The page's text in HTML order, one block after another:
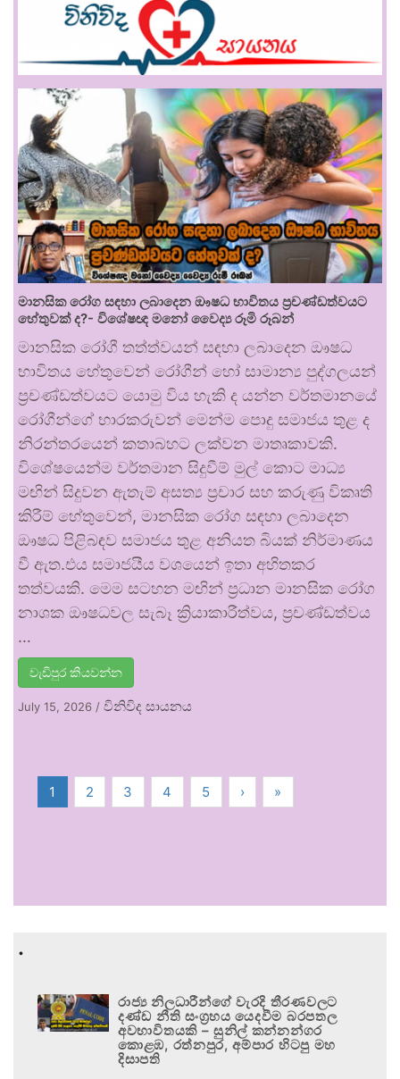
මානසික රෝග සඳහා ලබාදෙන ඖෂධ භාවිතය ප්‍රචණ්ඩත්වයට
හේතුවක් ද?- විශේෂඥ මනෝ වෛද්‍ය රූමි රූබන්
මානසික රෝගී තත්ත්වයන් සඳහා ලබාදෙන ඖෂධ
භාවිතය හේතුවෙන් රෝගීන් හෝ සාමාන්‍ය පුද්ගලයන්
ප්‍රචණ්ඩත්වයට යොමු විය හැකි ද යන්න වර්තමානයේ
රෝගීන්ගේ භාරකරුවන් මෙන්ම පොදු සමාජය තුළ ද
නිරන්තරයෙන් කතාබහට ලක්වන මාතෘකාවකි.
විශේෂයෙන්ම වර්තමාන සිදුවීම් මුල් කොට මාධ්‍ය
මඟින් සිදුවන ඇතැම් අසත්‍ය ප්‍රචාර සහ කරුණු විකෘති
කිරීම් හේතුවෙන්, මානසික රෝග සඳහා ලබාදෙන
ඖෂධ පිළිබඳව සමාජය තුළ අනියත බියක් නිර්මාණය
වී ඇත.එය සමාජයීය වශයෙන් ඉතා අහිතකර
තත්වයකි. මෙම සටහන මඟින් ප්‍රධාන මානසික රෝග
නාශක ඖෂධවල සැබෑ ක්‍රියාකාරීත්වය, ප්‍රචණ්ඩත්වය
…
වැඩිපුර කියවන්න
July 15, 2026 / විනිවිද සායනය
1 2 3 4 5 › »
.
රාජ්‍ය නිලධාරීන්ගේ වැරදි තීරණවලට
දණ්ඩ නීති සංග්‍රහය යෙදවීම බරපතල
අවභාවිතයකි – සුනිල් කන්නන්ගර
කොළඹ, රත්නපුර, අම්පාර හිටපු මහ
දිසාපති